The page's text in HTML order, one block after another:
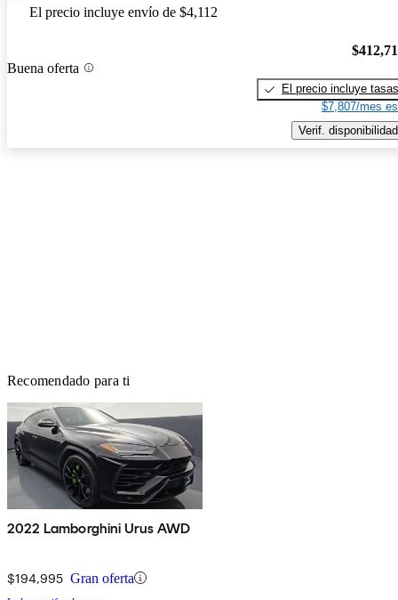
El precio incluye envío de $4,112
Buena oferta
El precio incluye tasas
$7,807/mes
Verif. disponibilidad
Recomendado para ti
2022 Lamborghini Urus AWD
$194,995 Gran oferta